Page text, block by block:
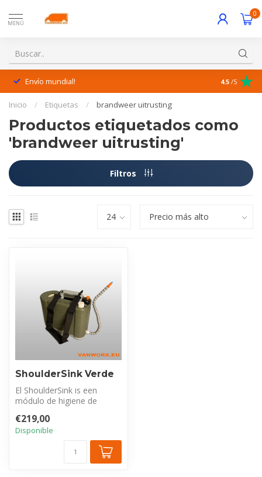
MENÚ
0
Envío mundial! ¡Excelente
4.5 /5
Inicio / Etiquetas / brandweer uitrusting
Productos etiquetados como
'brandweer uitrusting'
Filtros
ShoulderSink Verde
El ShoulderSink is een
módulo de higiene de
con 5 litr...
€219,00
Disponible